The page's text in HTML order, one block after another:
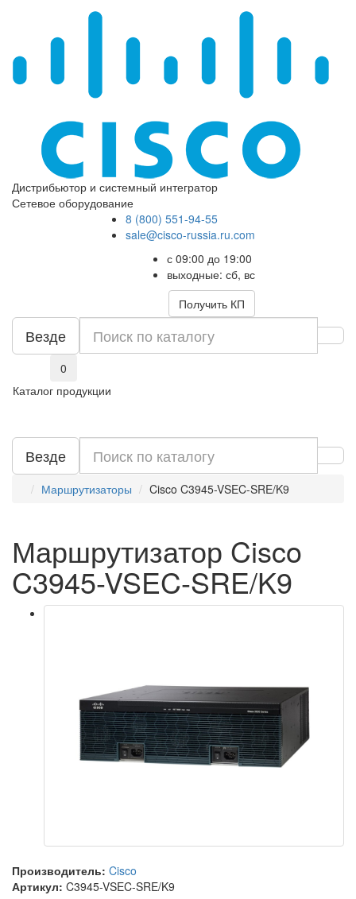
Дистрибьютор и системный интегратор
Сетевое оборудование
8 (800) 551-94-55
sale@cisco-russia.ru.com
с 09:00 до 19:00
выходные: сб, вс
Получить КП
Везде
0
Каталог продукции
Везде
Маршрутизаторы Cisco C3945-VSEC-SRE/K9
Маршрутизатор Cisco
C3945-VSEC-SRE/K9
Производитель: Cisco
Артикул: C3945-VSEC-SRE/K9